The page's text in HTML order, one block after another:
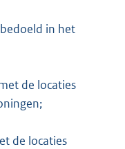
in het
de locaties
de locaties